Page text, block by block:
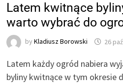
Latem kwitnące
warto wybrać do
byKladiusz Borowski 26
Latem każdy ogród nabiera
byliny kwitnące w tym okresie